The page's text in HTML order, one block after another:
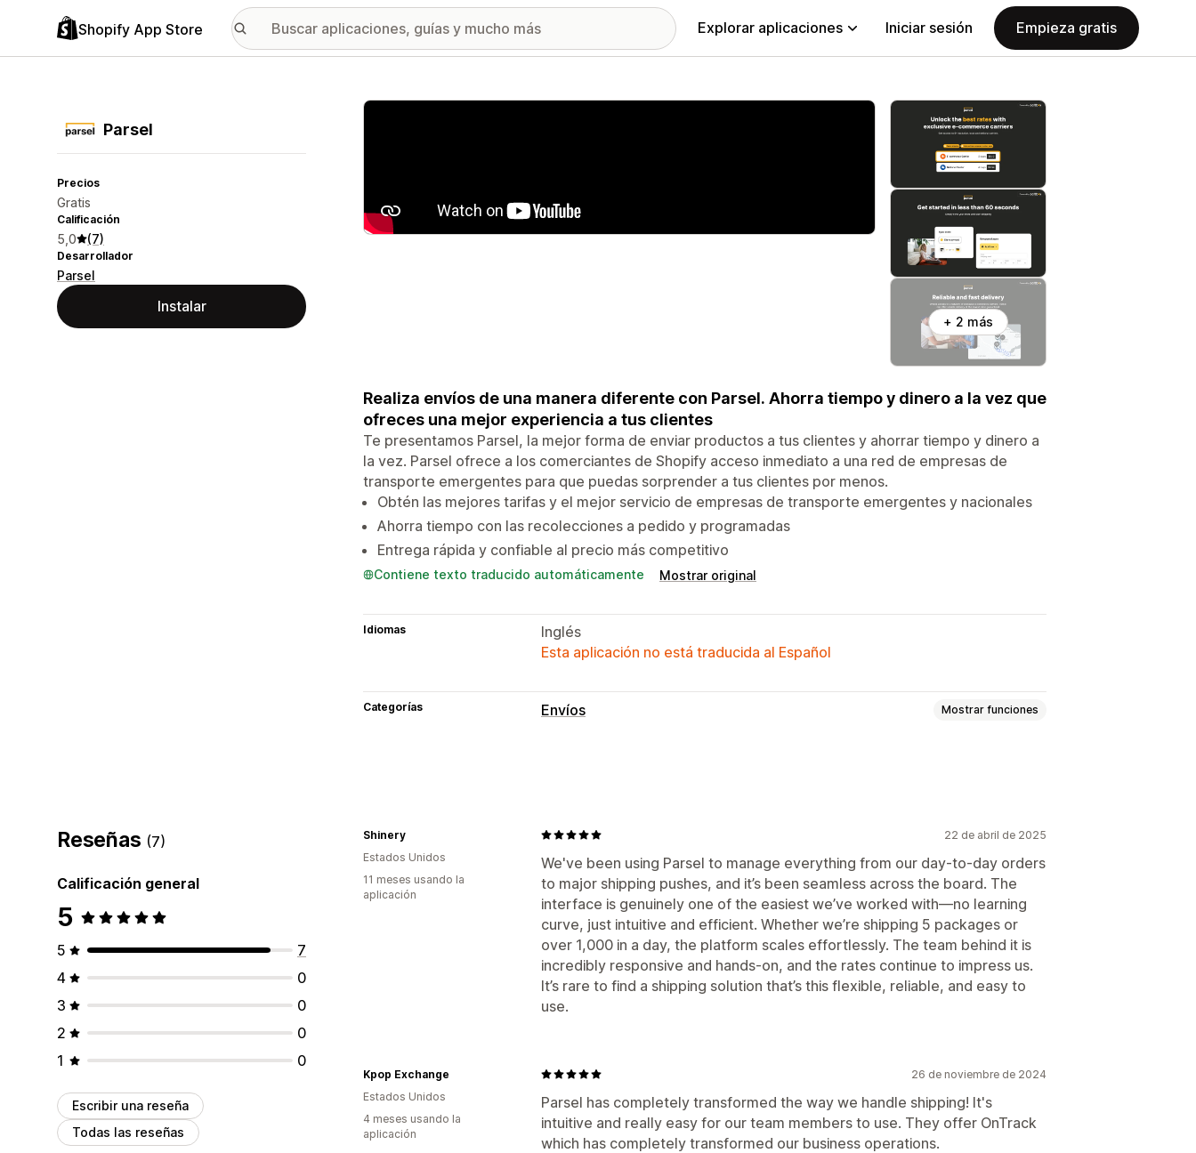
Shopify App Store Explorar aplicaciones Iniciar sesión Empieza gratis
Parsel
Precios
Gratis
Calificación
5,0 (7)
Desarrollador
Parsel
Instalar
Galería de imágenes destacadas
+ 2 más
Realiza envíos de una manera diferente con Parsel. Ahorra tiempo y dinero a la vez que
ofreces una mejor experiencia a tus clientes
Te presentamos Parsel, la mejor forma de enviar productos a tus clientes y ahorrar tiempo y dinero a
la vez. Parsel ofrece a los comerciantes de Shopify acceso inmediato a una red de empresas de
transporte emergentes para que puedas sorprender a tus clientes por menos.
Obtén las mejores tarifas y el mejor servicio de empresas de transporte emergentes y nacionales
Ahorra tiempo con las recolecciones a pedido y programadas
Entrega rápida y confiable al precio más competitivo
Contiene texto traducido automáticamente Mostrar original
Idiomas
Inglés
Esta aplicación no está traducida al Español
Categorías Envíos Mostrar funciones
Gestión de envíos
Sincronización de pedidos Informes y estadísticas de envíos
Reseñas (7)
Calificación general
5
5
7
4
0
3
0
2
0
1
0
Escribir una reseña
Todas las reseñas
22 de abril de 2025
We've been using Parsel to manage everything from our day-to-day orders
to major shipping pushes, and it’s been seamless across the board. The
interface is genuinely one of the easiest we’ve worked with—no learning
curve, just intuitive and efficient. Whether we’re shipping 5 packages or
over 1,000 in a day, the platform scales effortlessly. The team behind it is
incredibly responsive and hands-on, and the rates continue to impress us.
It’s rare to find a shipping solution that’s this flexible, reliable, and easy to
use.
Shinery
Estados Unidos
11 meses usando la
aplicación
26 de noviembre de 2024
Parsel has completely transformed the way we handle shipping! It's
intuitive and really easy for our team members to use. They offer OnTrack
which has completely transformed our business operations.
Kpop Exchange
Estados Unidos
4 meses usando la
aplicación